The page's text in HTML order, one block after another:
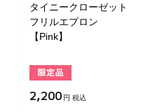
タイニークローゼット
フリルエプロン
【Pink】
2,200 円 税込